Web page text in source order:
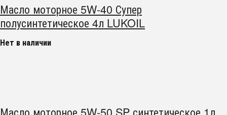
Масло моторное 5W-40 Супер
полусинтетическое 4л LUKOIL
Нет в наличии
Масло моторное 5W-50 SP синтетическое 1л